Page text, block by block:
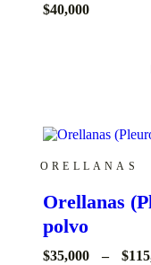
$40,000
ORELLANAS
Orellanas
polvo
$35,000 – $